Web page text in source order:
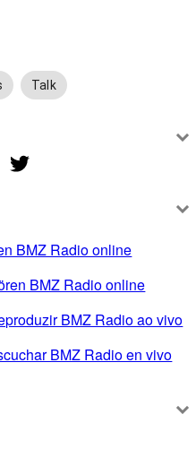
Talk
BMZ Radio online
BMZ Radio online
BMZ Radio ao vivo
BMZ Radio en vivo